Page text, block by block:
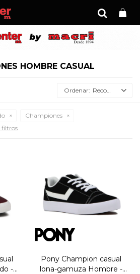
HOMBRE CASUAL
Recomendados
Championes
-
Pony Champion casual
lona-gamuza Hombre -